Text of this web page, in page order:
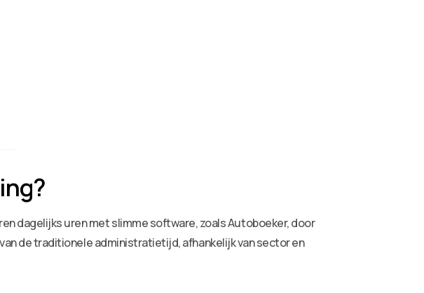
dagelijks uren met slimme software, zoals Autoboeker, door
van de traditionele administratietijd, afhankelijk van sector en